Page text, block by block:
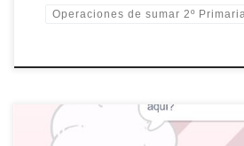
Operaciones de sumar 2º Primaria